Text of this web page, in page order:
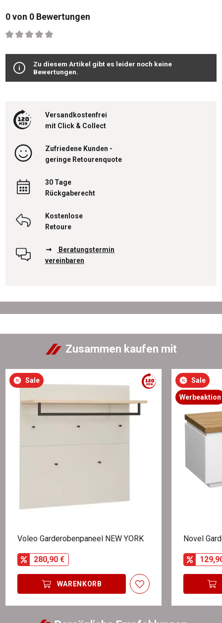
0 von 0 Bewertungen
Durchschnittliche Bewertung von 0 von 5 Sternen
Zu diesem Artikel gibt es leider noch keine
Bewertungen.
Versandkostenfrei
mit Click & Collect
Zufriedene Kunden -
geringe Retourenquote
30 Tage
Rückgaberecht
Kostenlose
Retoure
Beratungstermin
vereinbaren
Zusammen kaufen mit
Sale
Voleo Garderobenpaneel NEW YORK
280,90 €
WARENKORB
Sale
Werbeaktion
Novel